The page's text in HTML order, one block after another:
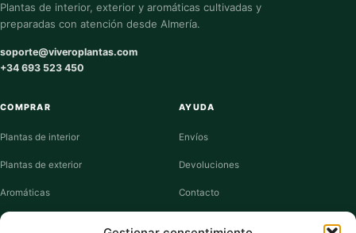
Plantas de interior, exterior y aromáticas cultivadas y
preparadas con atención desde Almería.
soporte@viveroplantas.com
+34 693 523 450
COMPRAR
Plantas de interior
Plantas de exterior
Aromáticas
Suculentas
AYUDA
Envíos
Devoluciones
Contacto